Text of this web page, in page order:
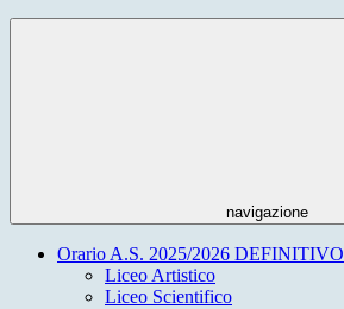
navigazione
Orario A.S. 2025/2026 DEFINITIVO
Liceo Artistico
Liceo Scientifico